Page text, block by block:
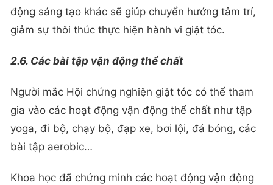
động sáng tạo khác sẽ giúp chuyển hướng tâm trí,
giảm sự thôi thúc thực hiện hành vi giật tóc.
2.6. Các bài tập vận động thể chất
Người mắc Hội chứng nghiện giật tóc có thể tham
gia vào các hoạt động vận động thể chất như tập
yoga, đi bộ, chạy bộ, đạp xe, bơi lội, đá bóng, các
bài tập aerobic…
Khoa học đã chứng minh các hoạt động vận động